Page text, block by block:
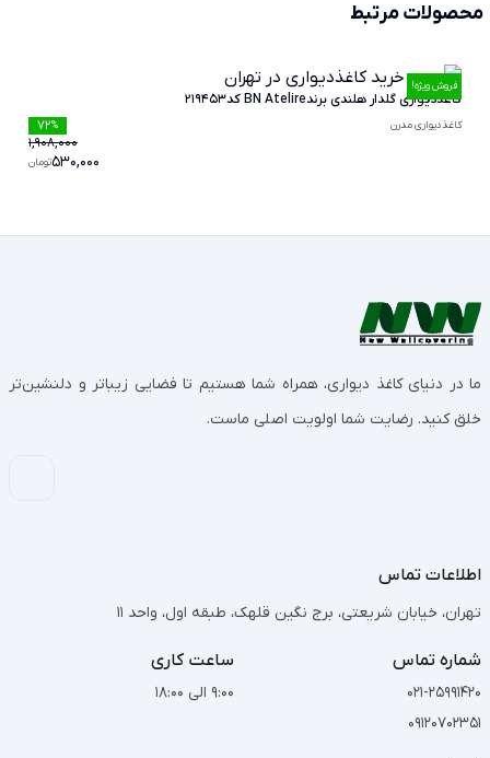
محصولات مرتبط
فروش ویژه!
کاغذدیواری گلدار هلندی برندBN Atelire کد219453
کاغذدیواری مدرن %
72
1,908,000
تومان530,000
ما در دنیای کاغذ دیواری، همراه شما هستیم تا فضایی زیباتر و دلنشین‌تر
خلق کنید. رضایت شما اولویت اصلی ماست.
اطلاعات تماس
تهران، خیابان شریعتی، برج نگین قلهک، طبقه اول، واحد 11
شماره تماس
021-25991420
09120702351
ساعت کاری
9:00 الی 18:00